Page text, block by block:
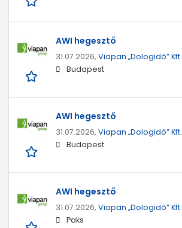
AWI hegesztő
31.07.2026, Viapan „Dologidő” Kft.
Budapest
AWI hegesztő
31.07.2026, Viapan „Dologidő” Kft.
Budapest
AWI hegesztő
31.07.2026, Viapan „Dologidő” Kft.
Paks